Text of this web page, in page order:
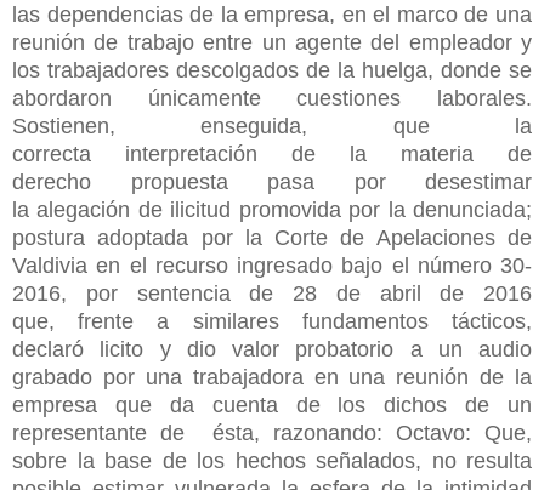
las dependencias de la empresa, en el marco de una
reunión de trabajo entre un agente del empleador y
los trabajadores descolgados de la huelga, donde se
abordaron únicamente cuestiones laborales.
Sostienen, enseguida, que la
correcta interpretación de la materia de
derecho propuesta pasa por desestimar
la alegación de ilicitud promovida por la denunciada;
postura adoptada por la Corte de Apelaciones de
Valdivia en el recurso ingresado bajo el número 30-
2016, por sentencia de 28 de abril de 2016
que, frente a similares fundamentos tácticos,
declaró licito y dio valor probatorio a un audio
grabado por una trabajadora en una reunión de la
empresa que da cuenta de los dichos de un
representante de ésta, razonando: Octavo: Que,
sobre la base de los hechos señalados, no resulta